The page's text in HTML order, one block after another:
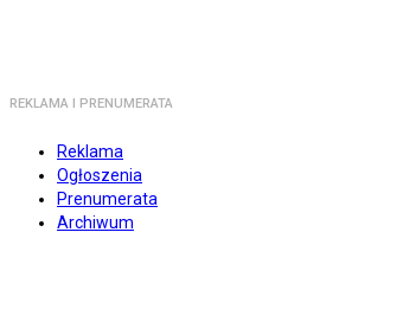
REKLAMA I PRENUMERATA
Reklama
Ogłoszenia
Prenumerata
Archiwum